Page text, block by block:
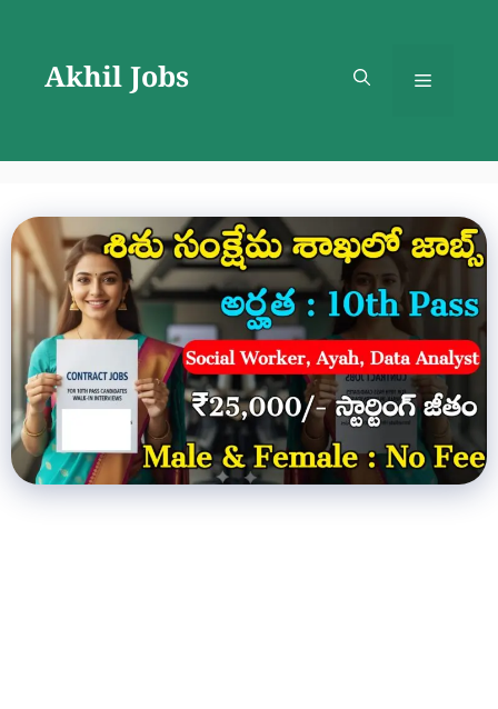
contentAkhil Jobs Menu